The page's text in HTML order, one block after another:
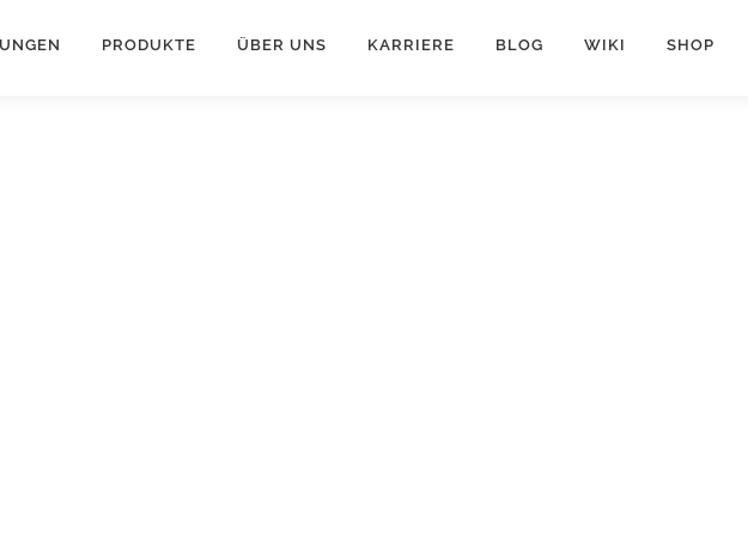
PRODUKTE ÜBER UNS KARRIERE BLOG WIKI SHOP